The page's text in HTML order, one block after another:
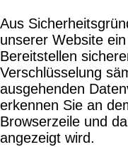
Aus
unserer Website
Bereitstellen
Verschlüsselung
ausgehenden
erkennen Sie an
Browserzeile und
angezeigt wird.